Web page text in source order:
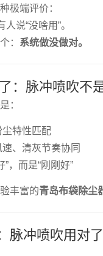
极端评价：
人说“没啥用”。
： 系统做没做对。
：脉冲喷吹不
：
特性匹配
、清灰节奏协同
”，而是“刚刚好”
丰富的青岛布袋除尘
脉冲喷吹用对